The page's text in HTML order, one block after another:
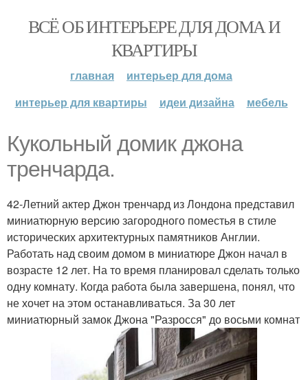
ВСЁ ОБ ИНТЕРЬЕРЕ ДЛЯ ДОМА И
КВАРТИРЫ
главная
интерьер для дома
интерьер для квартиры
идеи дизайна мебель
Кукольный домик джона
тренчарда.
42-Летний актер Джон тренчард из Лондона представил
миниатюрную версию загородного поместья в стиле
исторических архитектурных памятников Англии.
Работать над своим домом в миниатюре Джон начал в
возрасте 12 лет. На то время планировал сделать только
одну комнату. Когда работа была завершена, понял, что
не хочет на этом останавливаться. За 30 лет
миниатюрный замок Джона "Разросся" до восьми комнат